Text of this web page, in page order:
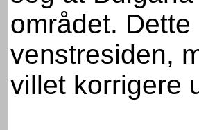
området.
venstresiden,
villet korrigere